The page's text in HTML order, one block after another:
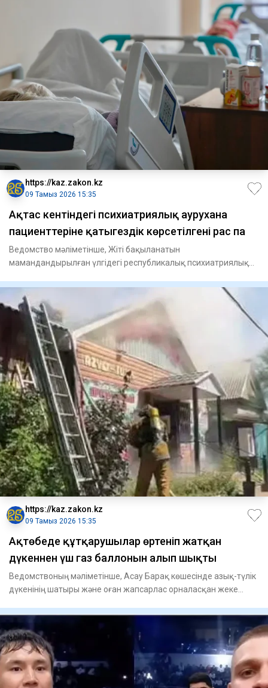
https://kaz.zakon.kz
09 Тамыз 2026 15:35
Ақтас кентіндегі психиатриялық аурухана
пациенттеріне қатыгездік көрсетілгені рас па
Ведомство мәліметінше, Жіті бақыланатын
мамандандырылған үлгідегі республикалық психиатриялық
https://kaz.zakon.kz
09 Тамыз 2026 15:35
Ақтөбеде құтқарушылар өртеніп жатқан
дүкеннен үш газ баллонын алып шықты
Ведомствоның мәліметінше, Асау Барақ көшесінде азық-түлік
дүкенінің шатыры және оған жапсарлас орналасқан жеке